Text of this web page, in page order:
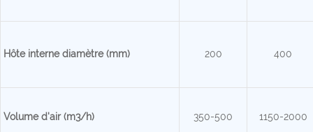
Hôte internediamètre (mm) 200 400
Volume d'air (m3/h) 350-500 1150-2000